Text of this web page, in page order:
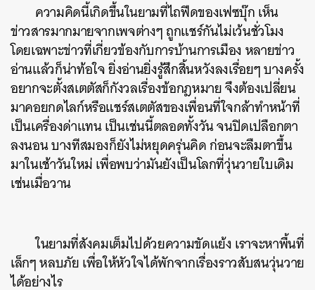
ความคิดนี้เกิดขึ้นในยามที่ไถฟีดของเฟซบุ๊ก เห็น
ข่าวสารมากมายจากเพจต่างๆ ถูกแชร์กันไม่เว้นชั่วโมง
โดยเฉพาะข่าวที่เกี่ยวข้องกับการบ้านการเมือง หลายข่าว
อ่านแล้วก็น่าท้อใจ ยิ่งอ่านยิ่งรู้สึกสิ้นหวังลงเรื่อยๆ บางครั้ง
อยากจะตั้งสเตตัสก็กังวลเรื่องข้อกฎหมาย จึงต้องเปลี่ยน
มาคอยกดไลก์หรือแชร์สเตตัสของเพื่อนที่ใจกล้าทำหน้าที่
เป็นเครื่องด่าแทน เป็นเช่นนี้ตลอดทั้งวัน จนปิดเปลือกตา
ลงนอน บางทีสมองก็ยังไม่หยุดครุ่นคิด ก่อนจะลืมตาขึ้น
มาในเช้าวันใหม่ เพื่อพบว่ามันยังเป็นโลกที่วุ่นวายใบเดิม
เช่นเมื่อวาน
ในยามที่สังคมเต็มไปด้วยความขัดแย้ง เราจะหาพื้นที่
เล็กๆ หลบภัย เพื่อให้หัวใจได้พักจากเรื่องราวสับสนวุ่นวาย
ได้อย่างไร